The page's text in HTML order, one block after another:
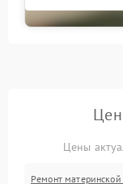
Цены
Ремонт материнской